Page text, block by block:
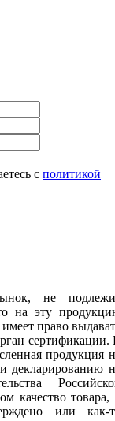
с политикой
не
на эту
право
сертификации.
продукция
декларированию
качество товара,
или как-